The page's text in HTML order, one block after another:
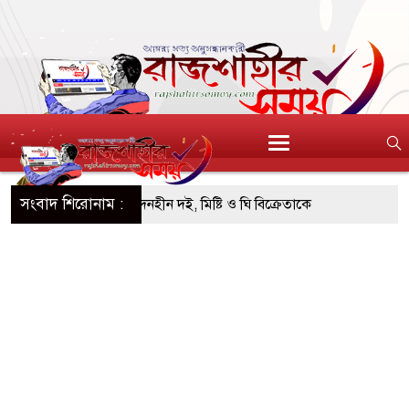
সংবাদ শিরোনাম :অনুমোদনহীন দই, মিষ্টি ও ঘি বিক্রেতাকে